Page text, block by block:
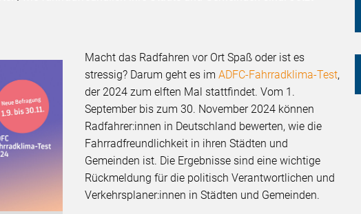
Macht das Radfahren vor Ort Spaß oder ist es
stressig? Darum geht es imADFC-Fahrradklima-Test,
der 2024 zum elften Mal stattfindet. Vom 1.
September bis zum 30. November 2024 können
Radfahrer:innen in Deutschland bewerten, wie die
Fahrradfreundlichkeit in ihren Städten und
Gemeinden ist. Die Ergebnisse sind eine wichtige
Rückmeldung für die politisch Verantwortlichen und
Verkehrsplaner:innen in Städten und Gemeinden.